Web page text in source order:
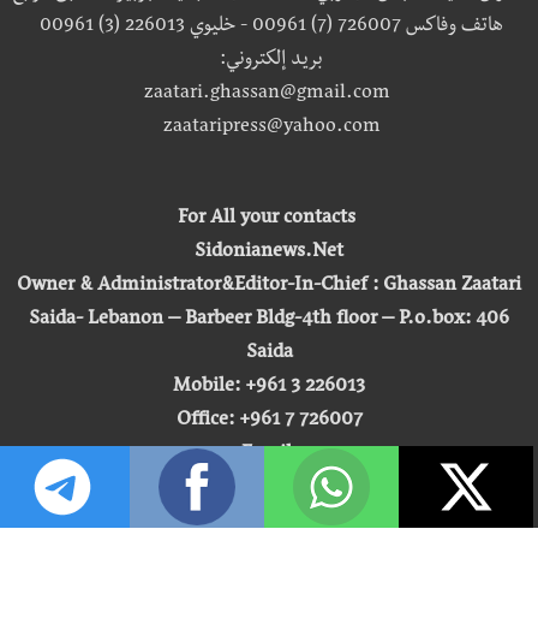
هاتف وفاكس 726007 (7) 00961 - خليوي 226013 (3) 00961
بريد إلكتروني:
zaatari.ghassan@gmail.com
zaataripress@yahoo.com
For All your contacts
Sidonianews.Net
Owner & Administrator&Editor-In-Chief : Ghassan Zaatari
Saida- Lebanon – Barbeer Bldg-4th floor – P.o.box: 406
Saida
Mobile: +961 3 226013
Office: +961 7 726007
zaatari.ghassan@gmail.com
zaataripress@yahoo.com